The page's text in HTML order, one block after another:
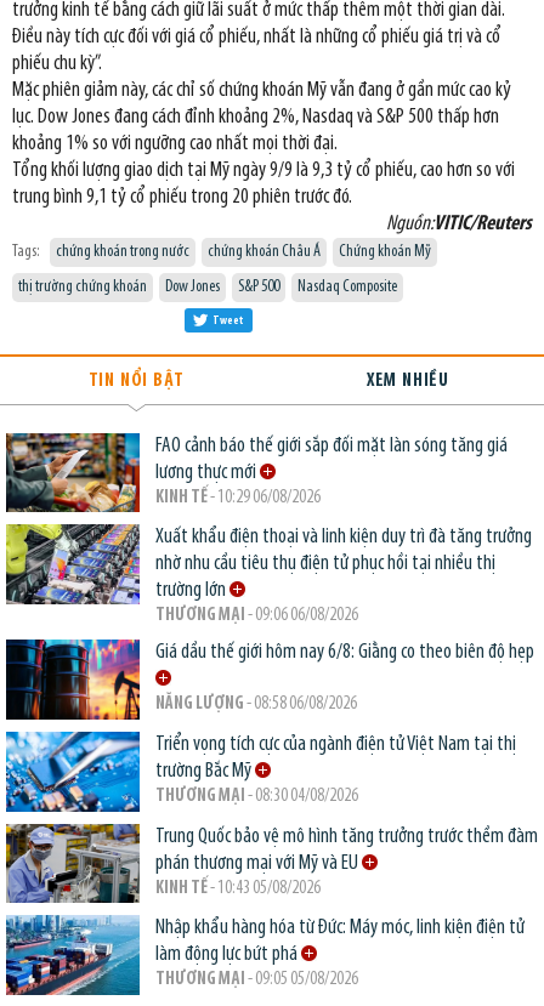
trưởng kinh tế bằng cách giữ lãi suất ở mức thấp thêm một thời gian dài.
Điều này tích cực đối với giá cổ phiếu, nhất là những cổ phiếu giá trị và cổ
phiếu chu kỳ”.
Mặc phiên giảm này, các chỉ số chứng khoán Mỹ vẫn đang ở gần mức cao kỷ
lục. Dow Jones đang cách đỉnh khoảng 2%, Nasdaq và S&P 500 thấp hơn
khoảng 1% so với ngưỡng cao nhất mọi thời đại.
Tổng khối lượng giao dịch tại Mỹ ngày 9/9 là 9,3 tỷ cổ phiếu, cao hơn so với
trung bình 9,1 tỷ cổ phiếu trong 20 phiên trước đó.
Nguồn:VITIC/Reuters
Tags: chứng khoán trong nước chứng khoán Châu Á
Chứng khoán Mỹ
thị trường chứng khoán
Dow Jones S&P 500 Nasdaq Composite
Tweet
TIN NỔI BẬT XEM NHIỀU
FAO cảnh báo thế giới sắp đối mặt làn sóng tăng giá
lương thực mới
KINH TẾ- 10:29 06/08/2026
Xuất khẩu điện thoại và linh kiện duy trì đà tăng trưởng
nhờ nhu cầu tiêu thụ điện tử phục hồi tại nhiều thị
trường lớn
THƯƠNG MẠI - 09:06 06/08/2026
Giá dầu thế giới hôm nay 6/8: Giằng co theo biên độ hẹp
NĂNG LƯỢNG - 08:58 06/08/2026
Triển vọng tích cực của ngành điện tử Việt Nam tại thị
trường Bắc Mỹ
THƯƠNG MẠI - 08:30 04/08/2026
Trung Quốc bảo vệ mô hình tăng trưởng trước thềm đàm
phán thương mại với Mỹ và EU
KINH TẾ- 10:43 05/08/2026
Nhập khẩu hàng hóa từ Đức: Máy móc, linh kiện điện tử
làm động lực bứt phá
THƯƠNG MẠI - 09:05 05/08/2026